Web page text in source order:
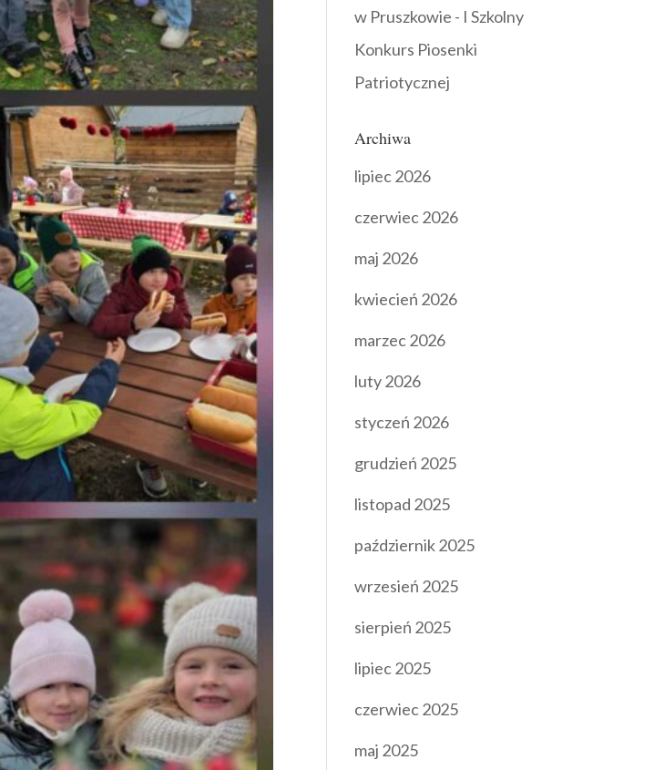
w Pruszkowie - I Szkolny
Konkurs Piosenki
Patriotycznej
Archiwa
lipiec 2026
czerwiec 2026
maj 2026
kwiecień 2026
marzec 2026
luty 2026
styczeń 2026
grudzień 2025
listopad 2025
październik 2025
wrzesień 2025
sierpień 2025
lipiec 2025
czerwiec 2025
maj 2025